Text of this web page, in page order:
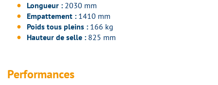
Longueur : 2030 mm
Empattement : 1410 mm
Poids tous pleins : 166 kg
Hauteur de selle : 825 mm
Performances